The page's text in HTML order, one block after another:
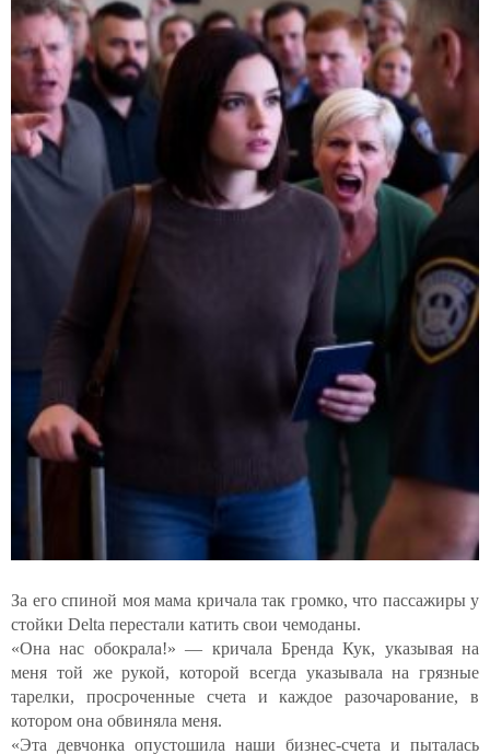
За его спиной моя мама кричала так громко, что пассажиры у
стойки Delta перестали катить свои чемоданы.
«Она нас обокрала!» — кричала Бренда Кук, указывая на
меня той же рукой, которой всегда указывала на грязные
тарелки, просроченные счета и каждое разочарование, в
котором она обвиняла меня.
«Эта девчонка опустошила наши бизнес-счета и пыталась